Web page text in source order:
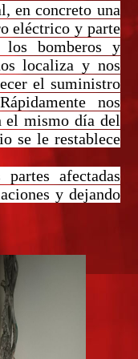
en concreto una
eléctrico y parte
bomberos y
localiza y nos
el suministro
nos
el mismo día del
se le restablece
afectadas
y dejando